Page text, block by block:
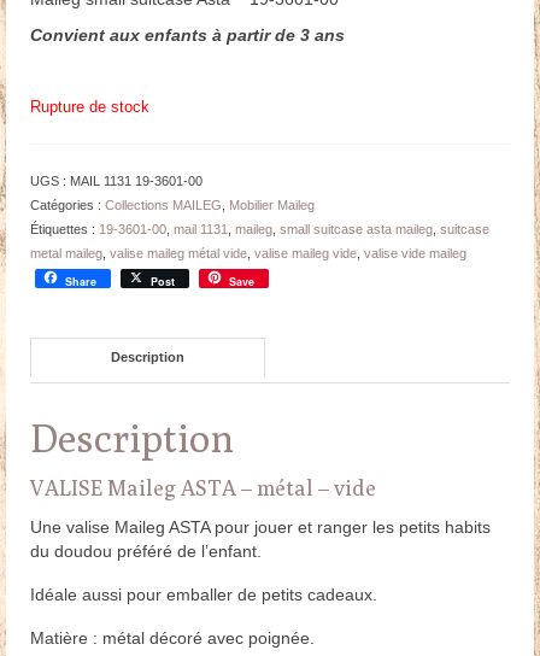
Convient aux enfants à partir de 3 ans
Rupture de stock
UGS : MAIL 1131 19-3601-00
Catégories : Collections MAILEG
Mobilier Maileg
Étiquettes : 19-3601-00 mail 1131 maileg small suitcase asta maileg suitcase
metal maileg valise maileg métal vide valise maileg vide valise vide maileg
Share Post Save
Description
Description
VALISE Maileg ASTA – métal – vide
Une valise Maileg ASTA pour jouer et ranger les petits habits
du doudou préféré de l’enfant.
Idéale aussi pour emballer de petits cadeaux.
Matière : métal décoré avec poignée.